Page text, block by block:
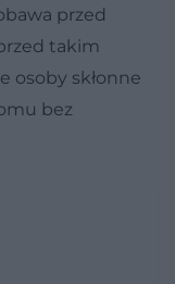
przed
takim
osoby skłonne
bez